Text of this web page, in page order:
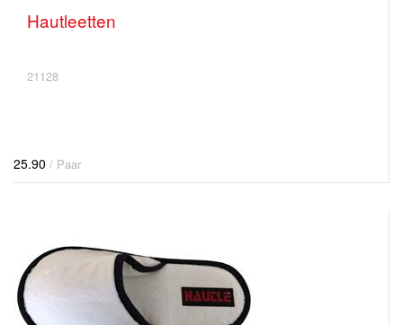
Hautleetten
21128
25.90 / Paar